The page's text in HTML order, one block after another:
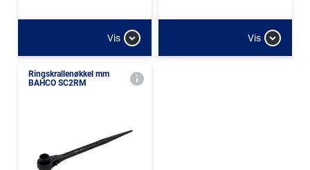
Vis Vis
Ringskrallenøkkel mm
BAHCO SC2RM